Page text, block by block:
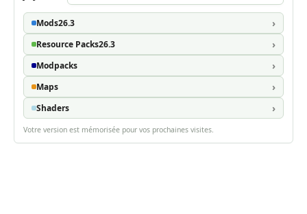
Mods26.3
Resource Packs26.3
Modpacks
Maps
Shaders
Votre version est mémorisée pour vos prochaines visites.